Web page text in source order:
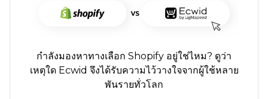
กำลังมองหาทางเลือก Shopify อยู่ใช่ไหม? ดูว่า
เหตุใด Ecwid จึงได้รับความไว้วางใจจากผู้ใช้หลาย
พันรายทั่วโลก